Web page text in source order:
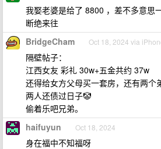
我娶老婆是给了 8800 ，差不多意思
断绝来往
BridgeCham Oct 18, 2024 via
隔壁帖子：
江西女友 彩礼 30w+五金共约 37w
还得给女方父母买一套房，还有两个
两人还债过日子🤡
偷着乐吧兄弟。
haifuyun Oct 18, 2024
身在福中不知福呀